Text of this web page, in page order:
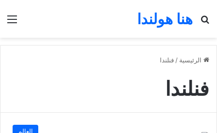
هنا هولندا
بحث عن
الرئيسية / فنلندا
فنلندا
العالم